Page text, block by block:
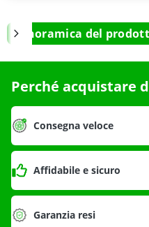
Panoramica del
Perché acquistare
Consegna veloce
Affidabile e sicuro
Garanzia resi